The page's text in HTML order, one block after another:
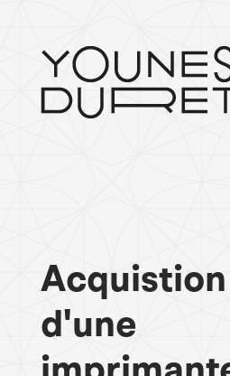
Acquistion
d'une